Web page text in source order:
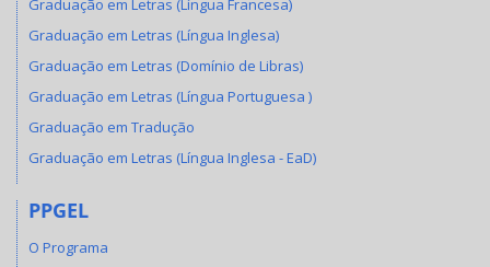
Graduação em Letras (Língua Inglesa)
Graduação em Letras (Domínio de Libras)
Graduação em Letras (Língua Portuguesa )
Graduação em Tradução
Graduação em Letras (Língua Inglesa - EaD)
PPGEL
O Programa